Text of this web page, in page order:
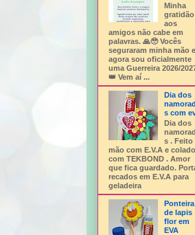
Minha
gratidão
aos
amigos não cabe em
palavras. 🙏🥹 Vocês
seguraram minha mão e
agora sou oficialmente
uma Guerreira 2026/
👑 Vem aí ...
Dia dos
s com
Dia dos
s . Feito
mão com E.V.A e colado
com TEKBOND . Amor
que fica guardado.
recados em E.V.A para
geladeira
Ponteira
de lapis
flor em
EVA